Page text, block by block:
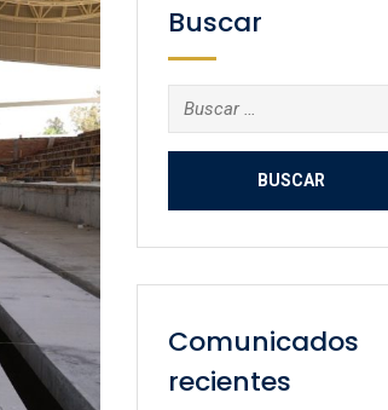
Buscar
Buscar:
Comunicados
recientes